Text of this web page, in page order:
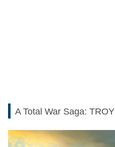
A Total War Saga: TROY